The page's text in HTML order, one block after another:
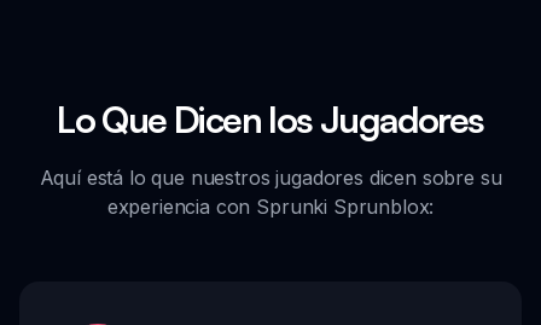
Lo Que Dicen los Jugadores
Aquí está lo que nuestros jugadores dicen sobre su
experiencia con Sprunki Sprunblox: